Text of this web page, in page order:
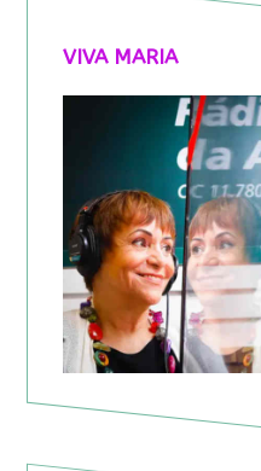
VIVA MARIA